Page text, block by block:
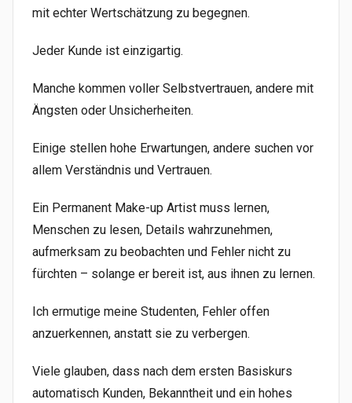
mit echter Wertschätzung zu begegnen.
Jeder Kunde ist einzigartig.
Manche kommen voller Selbstvertrauen, andere mit
Ängsten oder Unsicherheiten.
Einige stellen hohe Erwartungen, andere suchen vor
allem Verständnis und Vertrauen.
Ein Permanent Make-up Artist muss lernen,
Menschen zu lesen, Details wahrzunehmen,
aufmerksam zu beobachten und Fehler nicht zu
fürchten – solange er bereit ist, aus ihnen zu lernen.
Ich ermutige meine Studenten, Fehler offen
anzuerkennen, anstatt sie zu verbergen.
Viele glauben, dass nach dem ersten Basiskurs
automatisch Kunden, Bekanntheit und ein hohes